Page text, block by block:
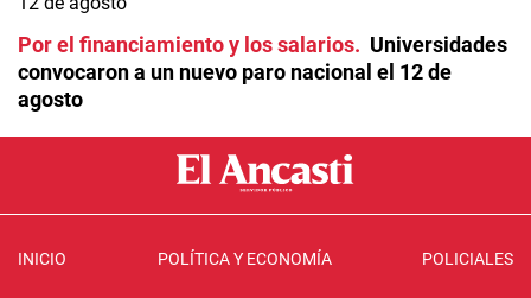
Por el financiamiento y los salarios
Universidades
convocaron a un nuevo paro nacional el 12 de
agosto
INICIO POLÍTICA Y ECONOMÍA POLICIALES